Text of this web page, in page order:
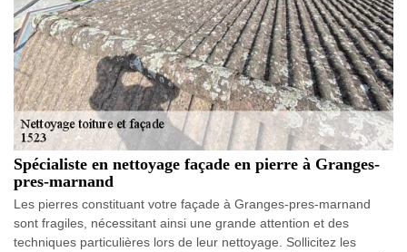
Spécialiste en nettoyage façade en pierre à Granges-
pres-marnand
Les pierres constituant votre façade à Granges-pres-marnand
sont fragiles, nécessitant ainsi une grande attention et des
techniques particulières lors de leur nettoyage. Sollicitez les